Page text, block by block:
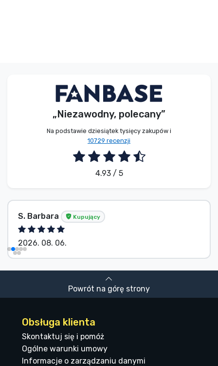
„Niezawodny, polecany”
Na podstawie dziesiątek tysięcy zakupów i
10729 recenzji
4.93 / 5
S. Barbara Kupujący
2026. 08. 06.
Powrót na górę strony
Obsługa klienta
Skontaktuj się i pomóż
Ogólne warunki umowy
Informacje o zarządzaniu danymi